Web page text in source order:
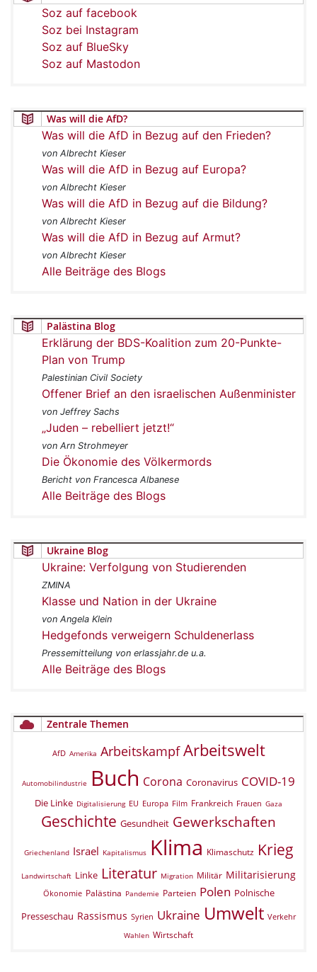
Soz auf facebook
Soz bei Instagram
Soz auf BlueSky
Soz auf Mastodon
Was will die AfD?
Was will die AfD in Bezug auf den Frieden?
von Albrecht Kieser
Was will die AfD in Bezug auf Europa?
von Albrecht Kieser
Was will die AfD in Bezug auf die Bildung?
von Albrecht Kieser
Was will die AfD in Bezug auf Armut?
von Albrecht Kieser
Alle Beiträge des Blogs
Palästina Blog
Erklärung der BDS-Koalition zum 20-Punkte-
Plan von Trump
Palestinian Civil Society
Offener Brief an den israelischen Außenminister
von Jeffrey Sachs
„Juden – rebelliert jetzt!“
von Arn Strohmeyer
Die Ökonomie des Völkermords
Bericht von Francesca Albanese
Alle Beiträge des Blogs
Ukraine Blog
Ukraine: Verfolgung von Studierenden
ZMINA
Klasse und Nation in der Ukraine
von Angela Klein
Hedgefonds verweigern Schuldenerlass
Pressemitteilung von erlassjahr.de u.a.
Alle Beiträge des Blogs
Zentrale Themen
AfD Amerika Arbeitskampf Arbeitswelt
Automobilindustrie Buch Corona Coronavirus COVID-19
Die Linke Digitalisierung EU Europa Film Frankreich Frauen Gaza
Geschichte Gesundheit Gewerkschaften
Griechenland Israel Kapitalismus Klima Klimaschutz Krieg
Landwirtschaft Linke Literatur Migration Militär Militarisierung
Ökonomie Palästina Pandemie Parteien Polen Polnische
Presseschau Rassismus Syrien Ukraine Umwelt Verkehr
Wahlen Wirtschaft